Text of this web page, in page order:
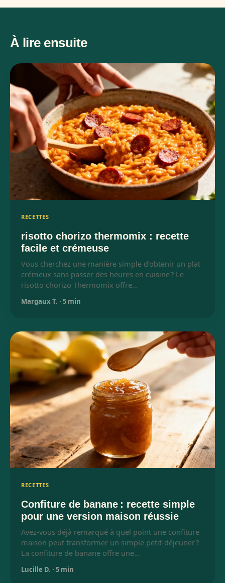
À lire ensuite
RECETTES
risotto chorizo thermomix : recette
facile et crémeuse
Vous cherchez une manière simple d’obtenir un plat
crémeux sans passer des heures en cuisine ? Le
risotto chorizo Thermomix offre…
Margaux T. · 5 min
RECETTES
Confiture de banane : recette simple
pour une version maison réussie
Avez-vous déjà remarqué à quel point une confiture
maison peut transformer un simple petit-déjeuner ?
La confiture de banane offre une…
Lucille D. · 5 min